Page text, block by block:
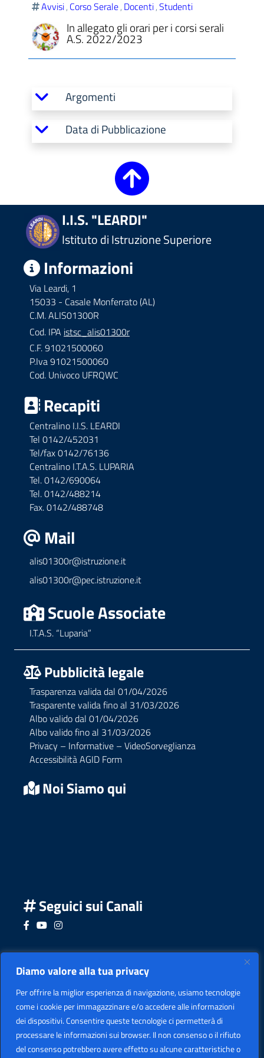
Diamo valore alla tua privacy
Per offrire la miglior esperienza di navigazione, usiamo tecnologie
come i cookie per immagazzinare e/o accedere alle informazioni
dei dispositivi. Consentire queste tecnologie ci permetterà di
processare le informazioni sui browser. Il non consenso o il rifiuto
del consenso potrebbero avere effetto su alcune caratteristiche o
Avvisi, Corso Serale, Docenti,Studenti
In allegato gli orari per i corsi serali
A.S. 2022/2023
Argomenti
Data di Pubblicazione
I.I.S. "LEARDI"
Istituto di Istruzione Superiore
Informazioni
Via Leardi, 1
15033 - Casale Monferrato (AL)
C.M. ALIS01300R
Cod. IPA istsc_alis01300r
C.F. 91021500060
P.Iva 91021500060
Cod. Univoco UFRQWC
Recapiti
Centralino I.I.S. LEARDI
Tel 0142/452031
Tel/fax 0142/76136
Centralino I.T.A.S. LUPARIA
Tel. 0142/690064
Tel. 0142/488214
Fax. 0142/488748
Mail
alis01300r@istruzione.it
alis01300r@pec.istruzione.it
Scuole Associate
I.T.A.S. “Luparia”
Pubblicità legale
Trasparenza valida dal 01/04/2026
Trasparente valida fino al 31/03/2026
Albo valido dal 01/04/2026
Albo valido fino al 31/03/2026
Privacy – Informative – VideoSorveglianza
Accessibilità AGID Form
Noi Siamo qui
Seguici sui Canali
Seguici su Facebook
Seguici su YouTube
Seguici su Instagram